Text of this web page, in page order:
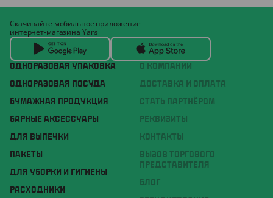
ОДНОРАЗОВАЯ УПАКОВКА
ОДНОРАЗОВАЯ ПОСУДА
БУМАЖНАЯ ПРОДУКЦИЯ
БАРНЫЕ АКСЕССУАРЫ
ДЛЯ ВЫПЕЧКИ
ПАКЕТЫ
ДЛЯ УБОРКИ И ГИГИЕНЫ
РАСХОДНИКИ
О КОМПАНИИ
ДОСТАВКА И ОПЛАТА
СТАТЬ ПАРТНЁРОМ
РЕКВИЗИТЫ
КОНТАКТЫ
ВЫЗОВ ТОРГОВОГО
ПРЕДСТАВИТЕЛЯ
БЛОГ
Скачивайте мобильное приложение
интернет-магазина Yans